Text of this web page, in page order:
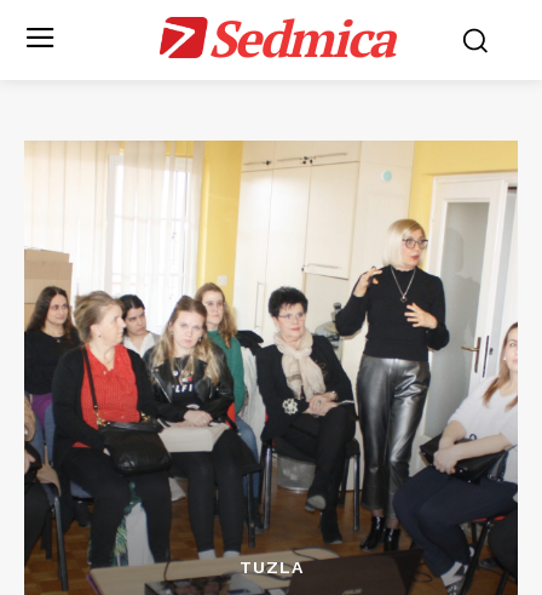
Sedmica
TUZLA